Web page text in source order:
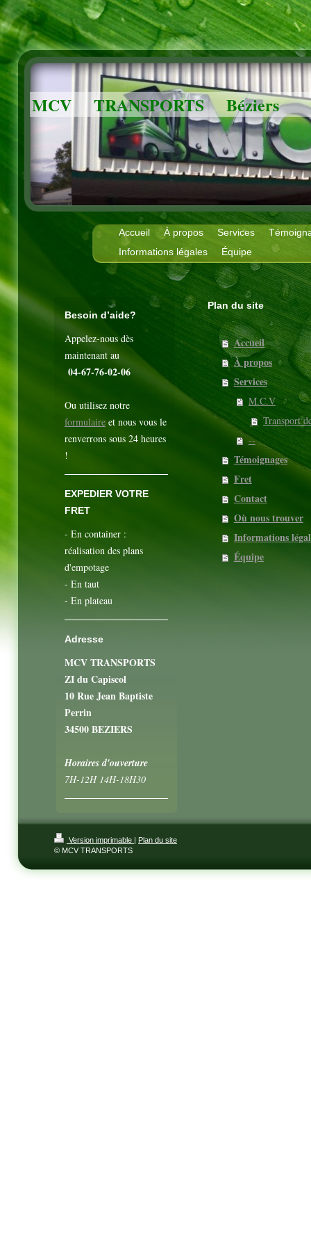
MCV TRANSPORTS Béziers
Accueil À propos Services
Informations légales
Équipe
Plan du site
Accueil
À propos
Services
M.C.V
Transport
--
Témoignages
Fret
Contact
Où nous trouver
Informations
Équipe
Besoin d’aide?
Appelez-nous dès
maintenant au
04-67-76-02-06
Ou utilisez notre
formulaire et nous vous le
renverrons sous 24 heures
!
EXPEDIER VOTRE
FRET
- En container :
réalisation des plans
d'empotage
- En taut
- En plateau
Adresse
MCV TRANSPORTS
ZI du Capiscol
10 Rue Jean Baptiste
Perrin
34500 BEZIERS
Horaires d'ouverture
7H-12H 14H-18H30
Version imprimable | Plan du site
© MCV TRANSPORTS